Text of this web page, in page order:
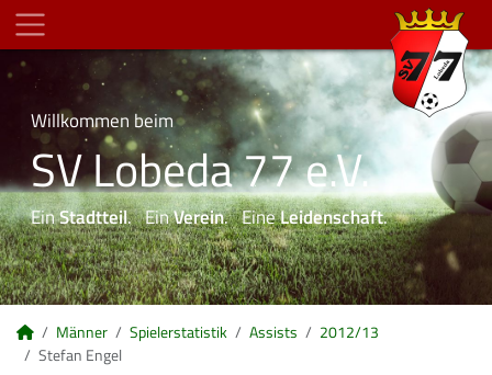
Willkommen beim
SV Lobeda 77 e.V.
EinStadtteil. EinVerein. EineLeidenschaft.
Männer Spielerstatistik Assists
2012/13
Stefan Engel